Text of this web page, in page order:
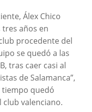
Álex Chico
años en
procedente del
se quedó a las
tras caer casi al
de Salamanca”,
quedó
valenciano.